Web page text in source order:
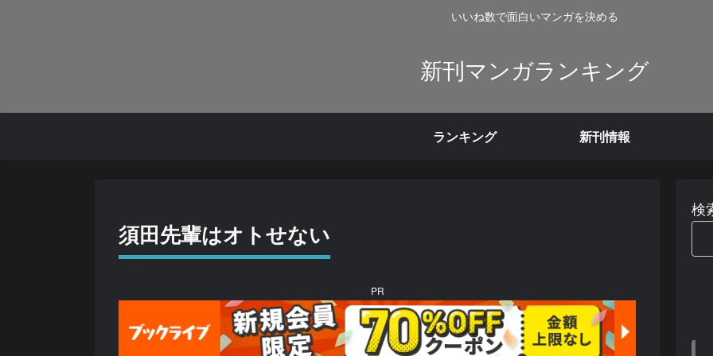
いいね数で面白いマンガを決める
新刊マンガランキング
ランキング 新刊情報
須田先輩はオトせない
PR
検